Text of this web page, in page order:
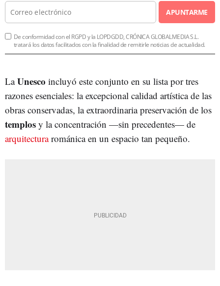
APUNTARME
De conformidad con el RGPD y la LOPDGDD, CRÓNICA GLOBALMEDIA S.L.
tratará los datos facilitados con la finalidad de remitirle noticias de actualidad.
LaUnesco incluyó este conjunto en su lista por tres
razones esenciales: la excepcional calidad artística de las
obras conservadas, la extraordinaria preservación de los
templos y la concentración —sin precedentes— de
arquitecturarománica en un espacio tan pequeño.